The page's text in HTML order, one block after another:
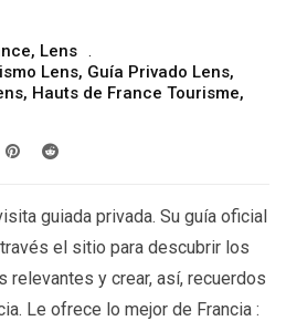
, Lens
Lens, Guía Privado Lens,
, Hauts de France Tourisme,
guiada privada. Su guía oficial
el sitio para descubrir los
relevantes y crear, así, recuerdos
Le ofrece lo mejor de Francia :